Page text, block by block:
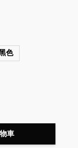
色
車